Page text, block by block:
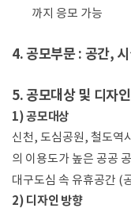
까지 응모 가능
4. 공모부문 : 공간,
5. 공모대상 및 디자
1) 공모대상
신천, 도심공원, 철도역
의 이용도가 높은 공공
대구도심 속 유휴공간 (
2) 디자인 방향